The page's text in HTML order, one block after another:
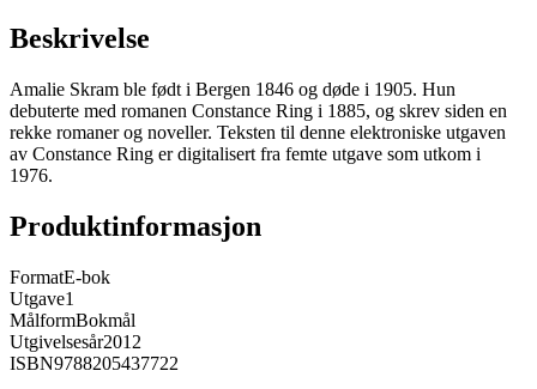
Beskrivelse
Amalie Skram ble født i Bergen 1846 og døde i 1905. Hun
debuterte med romanen Constance Ring i 1885, og skrev siden en
rekke romaner og noveller. Teksten til denne elektroniske utgaven
av Constance Ring er digitalisert fra femte utgave som utkom i
1976.
Produktinformasjon
FormatE-bok
Utgave1
MålformBokmål
Utgivelsesår2012
ISBN9788205437722